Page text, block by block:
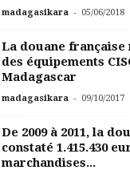
madagasikara - 05/06/2018
La douane française
des équipements
Madagascar
madagasikara - 09/10/2017
De 2009 à 2011, la
constaté 1.415.430
marchandises...